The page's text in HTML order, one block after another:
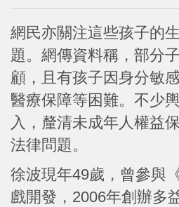
網民亦關注這些孩子的
題。網傳資料稱，部分
顧，且有孩子因身分敏
醫療保障等困難。不少
入，釐清未成年人權益
法律問題。
徐波現年49歲，曾參與
戲開發，2006年創辦多